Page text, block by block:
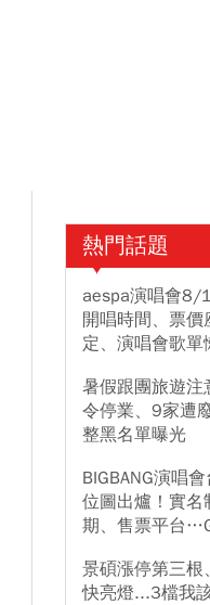
熱門話題
aespa演唱會8/
開唱時間、票
定、演唱會歌單
暑假跟團旅遊注
令停業、9家遭
整黑名單曝光
BIGBANG演唱
位圖出爐！實名
期、售票平台
景碩漲停第三根
快亮燈...3檔我